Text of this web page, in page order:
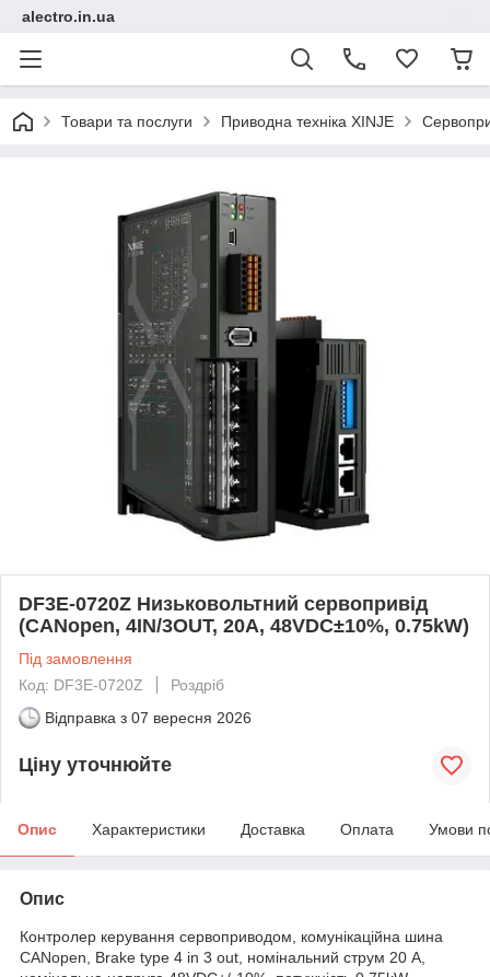
alectro.in.ua
Товари та послуги Приводна техніка XINJE
DF3E-0720Z Низьковольтний сервопривід
(CANopen, 4IN/3OUT, 20A, 48VDC±10%, 0.75kW)
Під замовлення
Код: DF3E-0720Z
Роздріб
Відправка з 07 вересня 2026
Ціну уточнюйте
Опис Характеристики Доставка Оплата Умови
Опис
Контролер керування сервоприводом, комунікаційна шина
CANopen, Brake type 4 in 3 out, номінальний струм 20 А,